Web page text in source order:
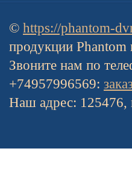
© https://phantom-
продукции
Звоните нам по
+74957996569:
Наш адрес: 125476,